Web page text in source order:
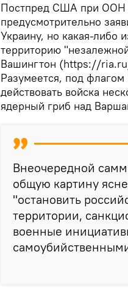
Постпред США при ООН
предусмотрительно
Украину, но какая-либо
территорию
Вашингтон (https://
Разумеется, под
действовать войска
ядерный гриб над
Внеочередной
общую картину
"остановить
территории,
военные